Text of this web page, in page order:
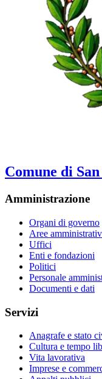
Comune di
Amministrazione
Organi di governo
Aree
Uffici
Enti e fondazioni
Politici
Personale
Documenti e dati
Servizi
Anagrafe e stato
Cultura e tempo
Vita lavorativa
Imprese e